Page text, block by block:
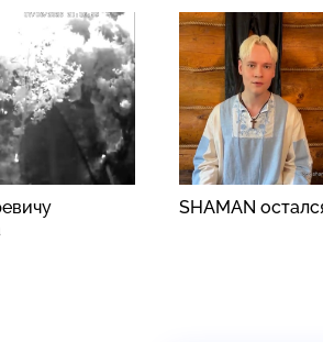
SHAMAN